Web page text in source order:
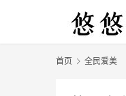
首页 全民爱美